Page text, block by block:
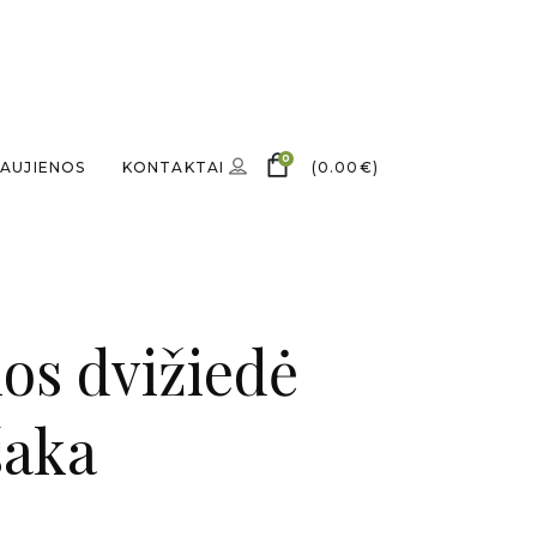
KONTAKTAI 0 (0.00 €)
dvižiedė